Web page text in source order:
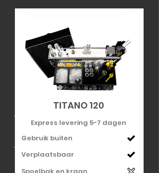
TITANO 120
Gebruik buiten
Verplaatsbaar
Express levering 5-7 dagen